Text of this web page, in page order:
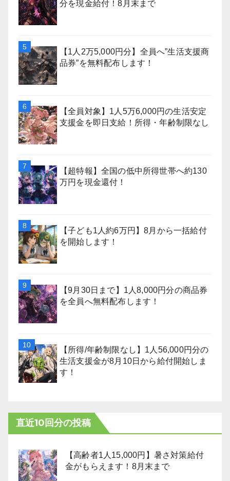
分を現金給付！8月末まで
【1人2万5,000円分】全員へ”生活支援商
品券”を無料配布します！
【全員対象】1人5万6,000円の生活安定
支援金を即日支給！所得・年齢制限なし
【超特報】全国の低中所得世帯へ約130
万円を現金還付！
【子ども1人約6万円】8月から一括給付
を開始します！
【9月30日まで】1人8,000円分の商品券
を全員へ無料配布します！
【所得/年齢制限なし】1人56,000円分の
生活支援金が8月10日から給付開始しま
す！
直近10回分の投稿
【高齢者1人15,000円】暑さ対策給付
金がもらえます！8月末まで